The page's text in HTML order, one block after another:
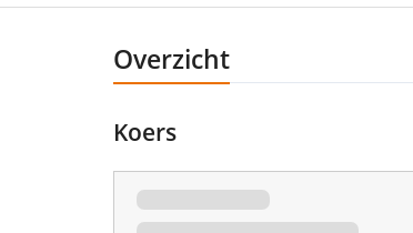
Overzicht
Koers